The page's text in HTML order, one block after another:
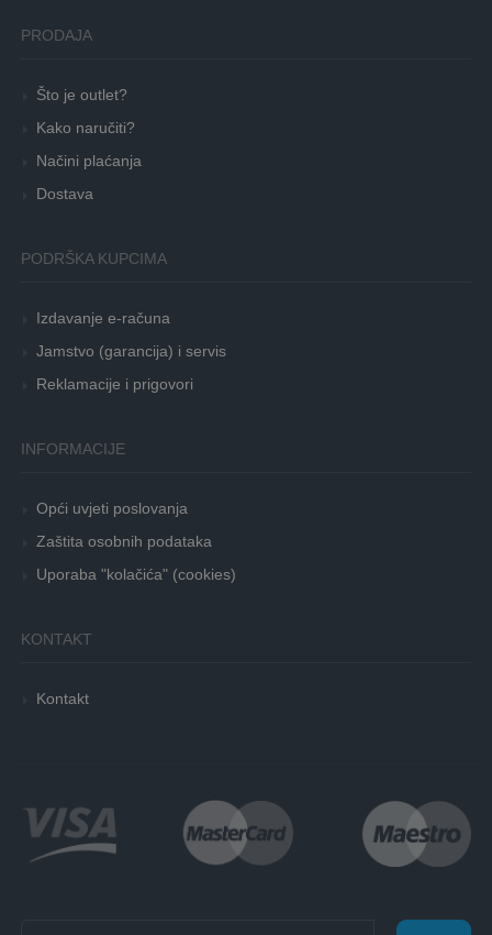
PRODAJA
Što je outlet?
Kako naručiti?
Načini plaćanja
Dostava
PODRŠKA KUPCIMA
Izdavanje e-računa
Jamstvo (garancija) i servis
Reklamacije i prigovori
INFORMACIJE
Opći uvjeti poslovanja
Zaštita osobnih podataka
Uporaba "kolačića" (cookies)
KONTAKT
Kontakt